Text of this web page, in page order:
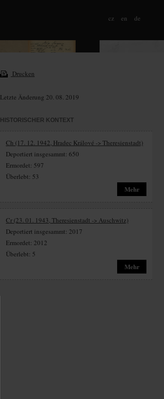
cz en de
Drucken
Letzte Änderung 20. 08. 2019
HISTORISCHER KONTEXT
Ch (17. 12. 1942, Hradec Králové -> Theresienstadt)
Deportiert insgesammt: 650
Ermordet: 597
Überlebt: 53
Mehr
Cr (23. 01. 1943, Theresienstadt -> Auschwitz)
Deportiert insgesammt: 2017
Ermordet: 2012
Überlebt: 5
Mehr